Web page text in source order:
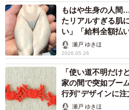
もはや生身の人間
たリアルすぎる肌
い」「給料全額払
瀬戸 ゆきほ
2026.05.26
「使い道不明だけ
家の間で突如ブー
行列”デザインに注
瀬戸 ゆきほ